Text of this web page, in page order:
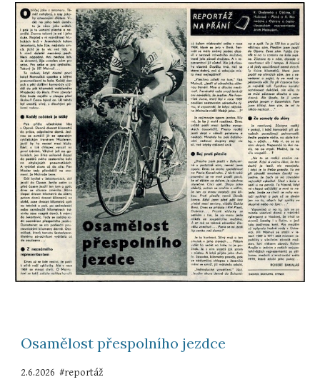
Osamělost přespolního jezdce
2.6.2026 #reportáž